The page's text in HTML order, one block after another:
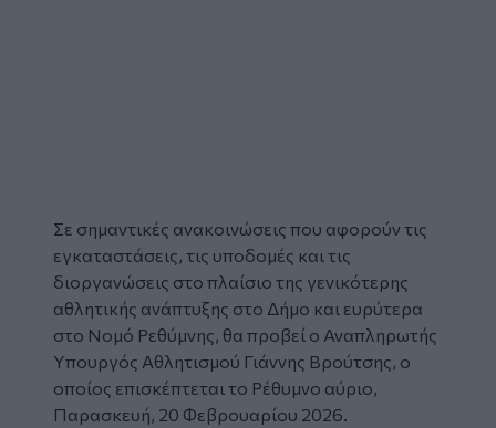
Σε σημαντικές ανακοινώσεις που αφορούν τις
εγκαταστάσεις, τις υποδομές και τις
διοργανώσεις στο πλαίσιο της γενικότερης
αθλητικής ανάπτυξης στο Δήμο και ευρύτερα
στο Νομό Ρεθύμνης, θα προβεί ο Αναπληρωτής
Υπουργός Αθλητισμού Γιάννης Βρούτσης, ο
οποίος επισκέπτεται το Ρέθυμνο αύριο,
Παρασκευή, 20 Φεβρουαρίου 2026.